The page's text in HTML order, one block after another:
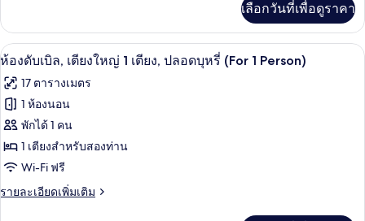
(Hollywood
Twin,
No
Housekeeping)
เกี่ยว
กับ
ห้อง
น,
ปลอด
บุหรี่
(Hollywood
Twin,
No
Housekeeping)
เลือกวันที่เพื่อดูราคา
เปิด
ภาพถ่าย
ทั้งหมด
ของ
ห้อง
ดับเบิล,
เตียง
ผ้านวมขนเป็ด, ตู้นิรภัยในห้องพัก, โต๊ะ
7
ห้องดับเบิล, เตียงใหญ่ 1 เตียง, ปลอดบุหรี่ (For 1 Person)
17 ตารางเมตร
1 ห้องนอน
พักได้ 1 คน
1 เตียงสำหรับสองท่าน
Wi-Fi ฟรี
รายละเอียดเพิ่มเติม
ราย